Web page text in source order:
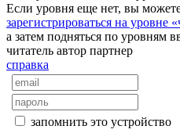
Если уровня еще нет, вы
зарегистрироваться на уровне
а затем подняться по уровням
читатель автор партнер
справка
запомнить это устройство